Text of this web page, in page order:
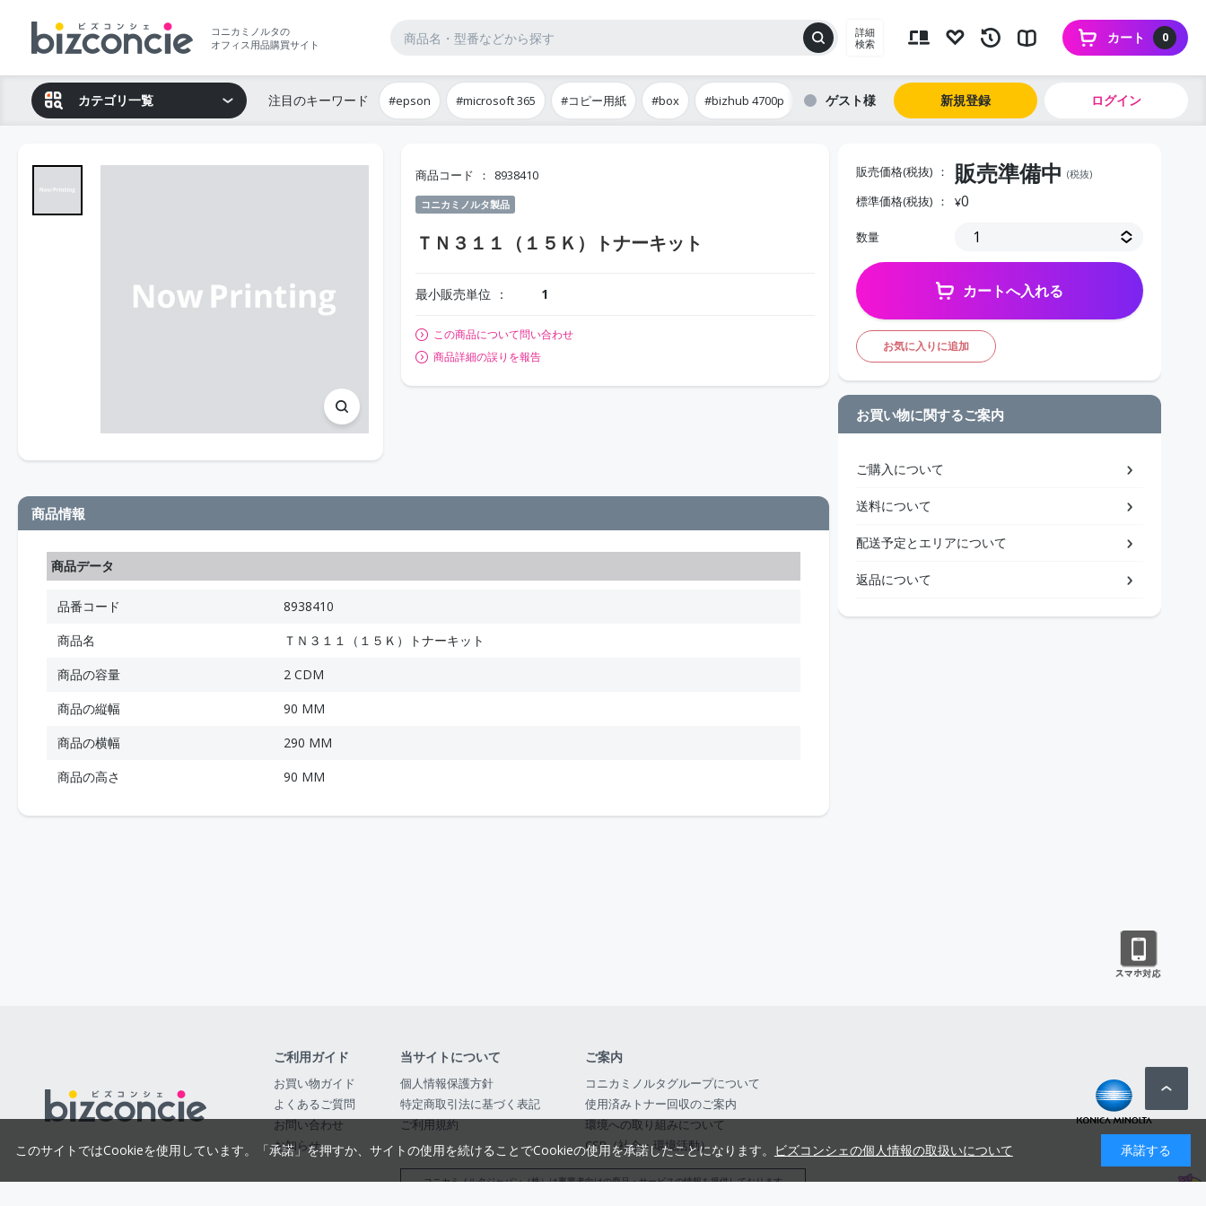
コニカミノルタの
オフィス用品購買サイト
詳細
検索
0
カート
カテゴリ一覧 注目のキーワード #epson #microsoft 365 #コピー用紙 #box #bizhub 4700p ゲスト 新規登録 ログイン
商品コード 8938410
コニカミノルタ製品
ＴＮ３１１（１５Ｋ）トナーキット
最小販売単位 1
この商品について問い合わせ
商品詳細の誤りを報告
商品情報
商品データ
品番コード
8938410
商品名
ＴＮ３１１（１５Ｋ）トナーキット
商品の容量
2 CDM
商品の縦幅
90 MM
商品の横幅
290 MM
商品の高さ
90 MM
販売価格(税抜) 販売準備中 (税抜)
標準価格(税抜) ¥0
数量
カートへ入れる
お気に入りに追加
お買い物に関するご案内
ご購入について
送料について
配送予定とエリアについて
返品について
ご利用ガイド
お買い物ガイド
よくあるご質問
お問い合わせ
お知らせ
当サイトについて
個人情報保護方針
特定商取引法に基づく表記
ご利用規約
ご案内
コニカミノルタグループについて
使用済みトナー回収のご案内
環境への取り組みについて
CSR（社会・環境活動）
コニカミノルタジャパン（株）は事業者向けの商品・サービスの情報を提供しております
このサイトではCookieを使用しています。「承諾」を押すか、サイトの使用を続けることでCookieの使用を承諾したことになります。 ビズコンシェの個人情報の取扱いについて 承諾する